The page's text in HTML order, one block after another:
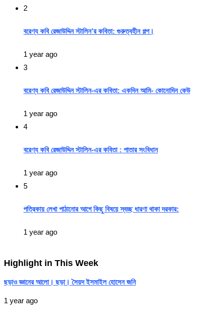
2
বরেণ্য কবি রেজাউদ্দিন স্টালিন’র কবিতা: গুরুত্বহীন গল্প।
1 year ago
3
বরেণ্য কবি রেজাউদ্দিন স্টালিন-এর কবিতা: একদিন আমি- কোনোদিন কেউ
1 year ago
4
বরেণ্য কবি রেজাউদ্দিন স্টালিন-এর কবিতা : পাতার সংবিধান
1 year ago
5
পত্রিকায় লেখা পাঠানোর আগে কিছু বিষয়ে স্বচ্ছ ধারণা থাকা দরকার:
1 year ago
Highlight in This Week
ছড়াও জ্ঞানের আলো। ছড়া। সৈয়দ ইসমাইল হোসেন জনি
1 year ago